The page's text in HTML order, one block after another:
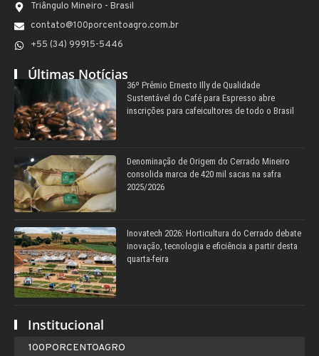
Triângulo Mineiro - Brasil
contato@100porcentoagro.com.br
+55 (34) 99915-5446
Últimas Notícias
36º Prêmio Ernesto Illy de Qualidade
Sustentável do Café para Espresso abre
inscrições para cafeicultores de todo o Brasil
Denominação de Origem do Cerrado Mineiro
consolida marca de 420 mil sacas na safra
2025/2026
Inovatech 2026: Horticultura do Cerrado debate
inovação, tecnologia e eficiência a partir desta
quarta-feira
Institucional
100PORCENTOAGRO